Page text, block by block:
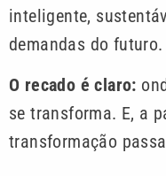
inteligente,
demandas do futuro.
O recado é claro:
se transforma. E, a
transformação